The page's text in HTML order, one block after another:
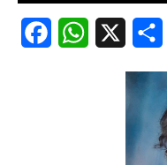
FacebookWhatsApp